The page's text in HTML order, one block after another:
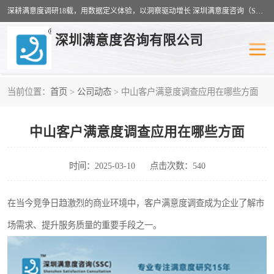
深耕满意度调研18载，用数据定义体验，以洞察驱动增长 深圳满意度咨询（SSC）：十八年专注，丈量每一份体验。
深圳满意度咨询有限公司
当前位置： 首页 > 公司动态 > 中山客户满意度调查应用在哪些方面
中山客户满意度调查应用在哪些方面
时间：2025-03-10 点击次数：540
在当今竞争日趋激烈的商业环境中，客户满意度调查成为企业了解市
场需求、提升服务质量的重要手段之一。
客户满意度调查 医疗服务业满意度
公共事务满意度调查 餐饮业满意度调查
营商环境满意度 员工满意度
服务满意度调查 汽车行业满意度